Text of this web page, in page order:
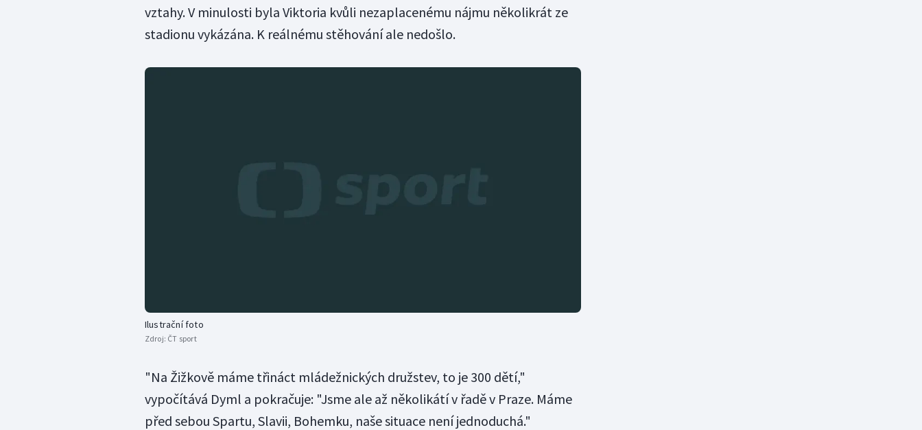
vztahy. V minulosti byla Viktoria kvůli nezaplacenému nájmu několikrát ze
stadionu vykázána. K reálnému stěhování ale nedošlo.
Ilustrační foto
Zdroj: ČT sport
"Na Žižkově máme třináct mládežnických družstev, to je 300 dětí,"
vypočítává Dyml a pokračuje: "Jsme ale až několikátí v řadě v Praze. Máme
před sebou Spartu, Slavii, Bohemku, naše situace není jednoduchá."